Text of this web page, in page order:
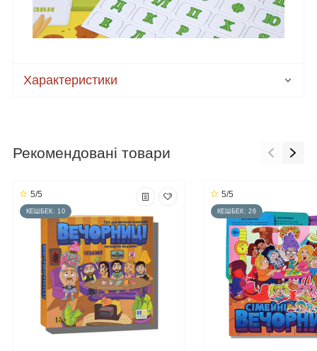
Характеристики
Рекомендовані товари
5/5
КЕШБЕК: 10
5/5
КЕШБЕК: 26